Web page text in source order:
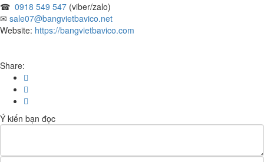
☎ 0918 549 547 (viber/zalo)
✉ sale07@bangvietbavico.net
Website: https://bangvietbavico.com
Share:
Ý kiến bạn đọc